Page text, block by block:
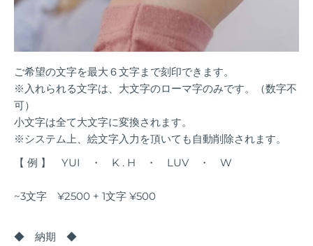
ご希望の文字を最大６文字まで刻印できます。
※入れられる文字は、大文字のローマ字のみです。（数字不
可）
小文字は全て大文字に変換されます。
※システム上、絵文字入力を頂いても自動削除されます。
【 例 】 YUI ・ K . H ・ LUV ・ W
~3文字 ¥2500 + 1文字 ¥500
◆ 納期 ◆